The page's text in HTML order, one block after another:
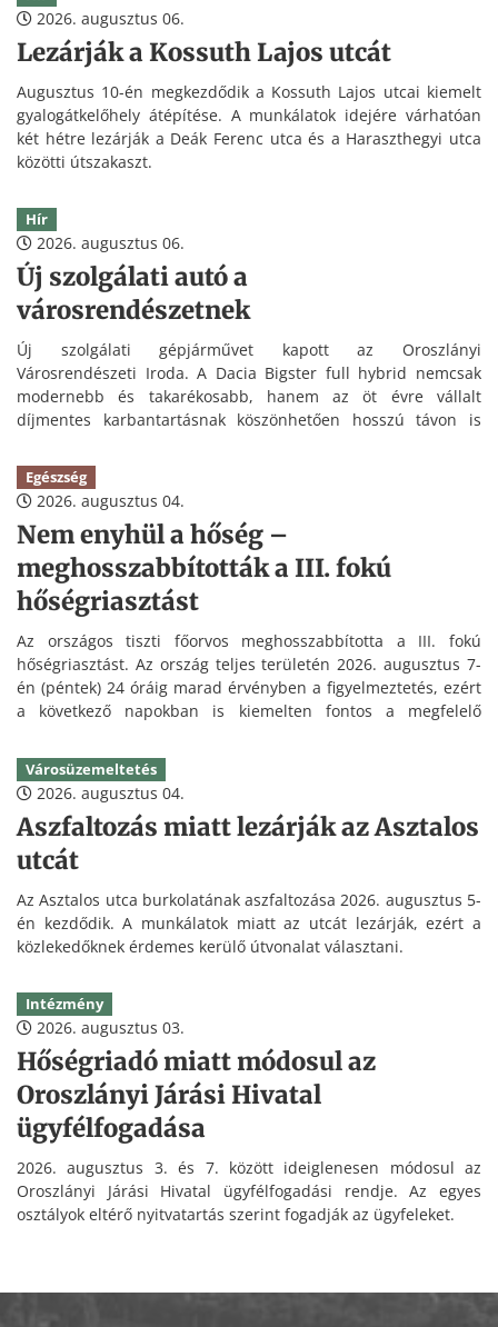
2026. augusztus 06.
Lezárják a Kossuth Lajos utcát
Augusztus 10-én megkezdődik a Kossuth Lajos utcai kiemelt
gyalogátkelőhely átépítése. A munkálatok idejére várhatóan
két hétre lezárják a Deák Ferenc utca és a Haraszthegyi utca
közötti útszakaszt.
Hír
2026. augusztus 06.
Új szolgálati autó a
városrendészetnek
Új szolgálati gépjárművet kapott az Oroszlányi
Városrendészeti Iroda. A Dacia Bigster full hybrid nemcsak
modernebb és takarékosabb, hanem az öt évre vállalt
díjmentes karbantartásnak köszönhetően hosszú távon is
Egészség
2026. augusztus 04.
Nem enyhül a hőség –
meghosszabbították a III. fokú
hőségriasztást
Az országos tiszti főorvos meghosszabbította a III. fokú
hőségriasztást. Az ország teljes területén 2026. augusztus 7-
én (péntek) 24 óráig marad érvényben a figyelmeztetés, ezért
a következő napokban is kiemelten fontos a megfelelő
Városüzemeltetés
2026. augusztus 04.
Aszfaltozás miatt lezárják az Asztalos
utcát
Az Asztalos utca burkolatának aszfaltozása 2026. augusztus 5-
én kezdődik. A munkálatok miatt az utcát lezárják, ezért a
közlekedőknek érdemes kerülő útvonalat választani.
Intézmény
2026. augusztus 03.
Hőségriadó miatt módosul az
Oroszlányi Járási Hivatal
ügyfélfogadása
2026. augusztus 3. és 7. között ideiglenesen módosul az
Oroszlányi Járási Hivatal ügyfélfogadási rendje. Az egyes
osztályok eltérő nyitvatartás szerint fogadják az ügyfeleket.